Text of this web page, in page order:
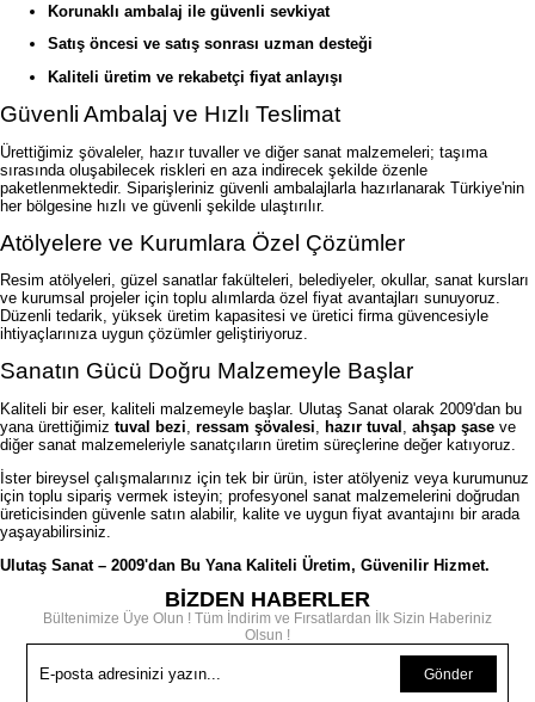
Korunaklı ambalaj ile güvenli sevkiyat
Satış öncesi ve satış sonrası uzman desteği
Kaliteli üretim ve rekabetçi fiyat anlayışı
Güvenli Ambalaj ve Hızlı Teslimat
Ürettiğimiz şövaleler, hazır tuvaller ve diğer sanat malzemeleri; taşıma
sırasında oluşabilecek riskleri en aza indirecek şekilde özenle
paketlenmektedir. Siparişleriniz güvenli ambalajlarla hazırlanarak Türkiye'nin
her bölgesine hızlı ve güvenli şekilde ulaştırılır.
Atölyelere ve Kurumlara Özel Çözümler
Resim atölyeleri, güzel sanatlar fakülteleri, belediyeler, okullar, sanat kursları
ve kurumsal projeler için toplu alımlarda özel fiyat avantajları sunuyoruz.
Düzenli tedarik, yüksek üretim kapasitesi ve üretici firma güvencesiyle
ihtiyaçlarınıza uygun çözümler geliştiriyoruz.
Sanatın Gücü Doğru Malzemeyle Başlar
Kaliteli bir eser, kaliteli malzemeyle başlar. Ulutaş Sanat olarak 2009'dan bu
yana ürettiğimiz tuval bezi ressam şövalesi hazır tuval ahşap şase ve
diğer sanat malzemeleriyle sanatçıların üretim süreçlerine değer katıyoruz.
İster bireysel çalışmalarınız için tek bir ürün, ister atölyeniz veya kurumunuz
için toplu sipariş vermek isteyin; profesyonel sanat malzemelerini doğrudan
üreticisinden güvenle satın alabilir, kalite ve uygun fiyat avantajını bir arada
yaşayabilirsiniz.
Ulutaş Sanat – 2009'dan Bu Yana Kaliteli Üretim, Güvenilir Hizmet.
BİZDEN HABERLER
Bültenimize Üye Olun ! Tüm İndirim ve Fırsatlardan İlk Sizin Haberiniz
Olsun !
Gönder